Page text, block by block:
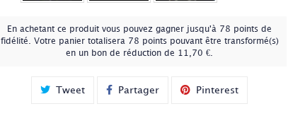
En achetant ce produit vous pouvez gagner jusqu'à 78 points de
fidélité . Votre panier totalisera 78 pointspouvant être transformé(s)
en un bon de réduction de 11,70 €
Tweet Partager Pinterest